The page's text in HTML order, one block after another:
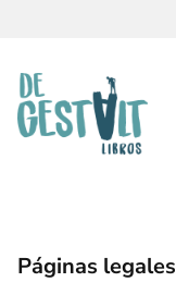
Páginas legales